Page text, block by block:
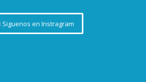
Siguenos en Instragram